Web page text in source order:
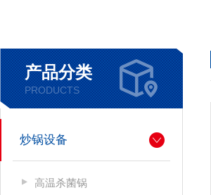
产品分类
PRODUCTS
炒锅设备
高温杀菌锅